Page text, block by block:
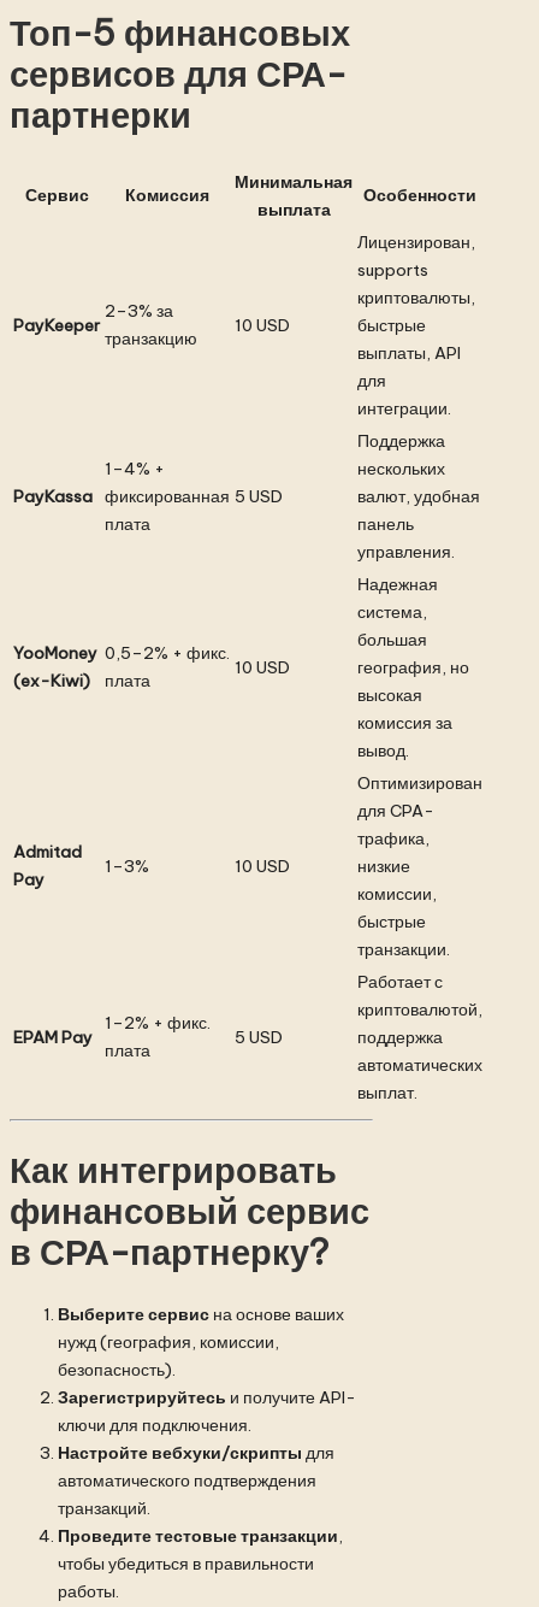
Топ-5 финансовых
сервисов для СРА-
партнерки
Сервис Комиссия
Минимальная
выплата
Особенности
PayKeeper
2–3% за
транзакцию
10 USD
Лицензирован,
supports
криптовалюты,
быстрые
выплаты, API
для
интеграции.
PayKassa
1–4% +
фиксированная
плата
5 USD
Поддержка
нескольких
валют, удобная
панель
управления.
YooMoney
(ex-Kiwi)
0,5–2% + фикс.
плата
10 USD
Надежная
система,
большая
география, но
высокая
комиссия за
вывод.
Admitad
Pay
1–3% 10 USD
Оптимизирован
для CPA-
трафика,
низкие
комиссии,
быстрые
транзакции.
EPAM Pay
1–2% + фикс.
плата
5 USD
Работает с
криптовалютой,
поддержка
автоматических
выплат.
Как интегрировать
финансовый сервис
в СРА-партнерку?
Выберите сервис на основе ваших
нужд (география, комиссии,
безопасность).
Зарегистрируйтесь и получите API-
ключи для подключения.
Настройте вебхуки/скрипты для
автоматического подтверждения
транзакций.
Проведите тестовые транзакции,
чтобы убедиться в правильности
работы.